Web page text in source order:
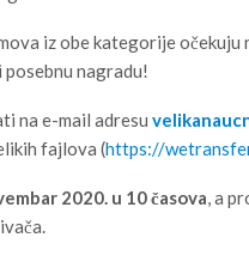
iz obe kategorije očekuju
nagradu!
na e-mail adresu
fajlova (https://
2020. u 10 časova, a